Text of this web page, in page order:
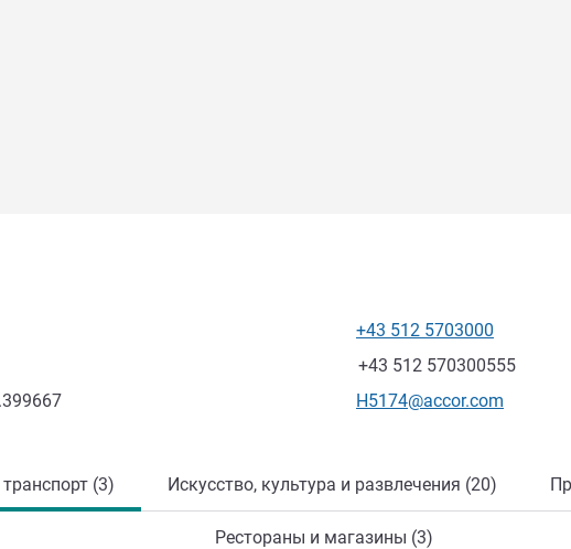
Телефон
+43 512 5703000
Факс
+43 512 570300555
Контактный адрес
H5174@accor.com
(3) Искусство, культура и развлечения (20)
Рестораны и магазины (3)